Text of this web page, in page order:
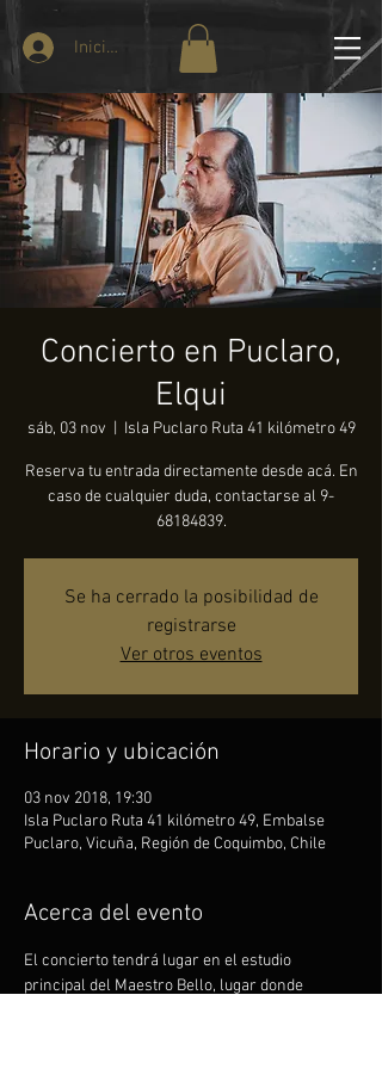
Iniciar sesión
Concierto en Puclaro,
Elqui
sáb, 03 nov Isla Puclaro Ruta 41 kilómetro 49
Reserva tu entrada directamente desde acá. En
caso de cualquier duda, contactarse al 9-
Se ha cerrado la posibilidad de
registrarse
Ver otros eventos
Horario y ubicación
03 nov 2018, 19:30
Isla Puclaro Ruta 41 kilómetro 49, Embalse
Puclaro, Vicuña, Región de Coquimbo, Chile
Acerca del evento
El concierto tendrá lugar en el estudio
principal del Maestro Bello, lugar donde